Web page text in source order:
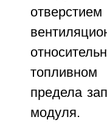
топливном
предела
модуля.